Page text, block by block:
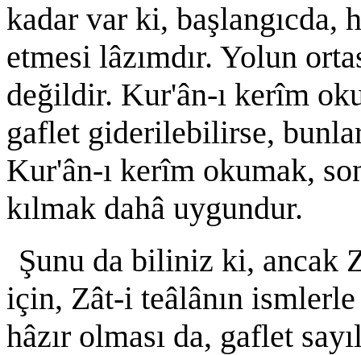
kadar var ki, başlangıcda,
etmesi lâzımdır. Yolun
değildir. Kur'ân-ı kerîm
gaflet giderilebilirse,
Kur'ân-ı kerîm okumak,
kılmak dahâ uygundur.
Şunu da biliniz ki, ancak
için, Zât-i teâlânın
hâzır olması da, gaflet